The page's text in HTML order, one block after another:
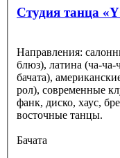
Студия танца
Направления:
блюз), латина (ча-ча-
бачата),
рол), современные
фанк, диско, хаус,
восточные танцы.
Бачата